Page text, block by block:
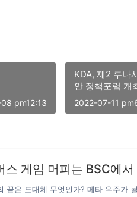
pm12:13
KDA, 제2 루나
안 정책포럼 개
2022-07-11
스 게임 머피는 BSC에
끝은 도대체 무엇인가? 메타 우주가